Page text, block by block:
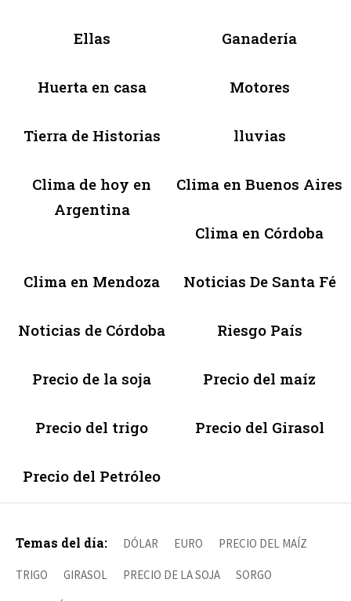
Ellas Ganadería
Huerta en casa Motores
Tierra de Historias lluvias
Clima de hoy en
Argentina
Clima en Buenos Aires
Clima en Córdoba
Clima en Mendoza Noticias De Santa Fé
Noticias de Córdoba Riesgo País
Precio de la soja Precio del maíz
Precio del trigo Precio del Girasol
Precio del Petróleo
Temas del día: DÓLAR EURO PRECIO DEL MAÍZ
TRIGO GIRASOL PRECIO DE LA SOJA SORGO